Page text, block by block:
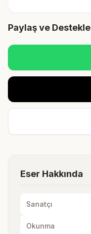
Paylaş ve Destekle
Eser Hakkında
Sanatçı
Okunma